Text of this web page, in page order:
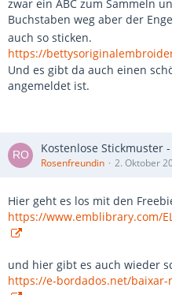
zwar ein ABC zum Sammeln
Buchstaben weg aber der
auch so sticken.
https://
Und es gibt da auch einen
angemeldet ist.
Kostenlose Stickmuster
Rosenfreundin 2. Oktober
Hier geht es los mit den
https://www.emblibrary.com/
und hier gibt es auch wieder
https://e-bordados.net/